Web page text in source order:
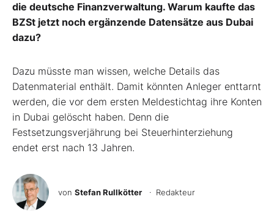
die deutsche Finanzverwaltung. Warum kaufte das
BZSt jetzt noch ergänzende Datensätze aus Dubai
dazu?
Dazu müsste man wissen, welche Details das
Datenmaterial enthält. Damit könnten Anleger enttarnt
werden, die vor dem ersten Meldestichtag ihre Konten
in Dubai gelöscht haben. Denn die
Festsetzungsverjährung bei Steuerhinterziehung
endet erst nach 13 Jahren.
von Stefan Rullkötter · Redakteur